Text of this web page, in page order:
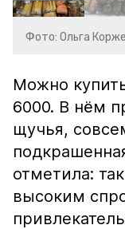
Фото: Ольга
Можно
6000. В нём
щучья,
отметила:
высоким